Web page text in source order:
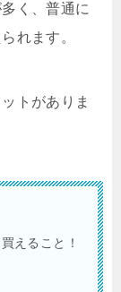
く、普通に
れます。
トがありま
えること！